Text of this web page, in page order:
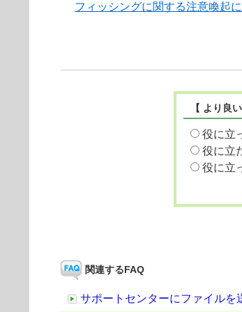
フィッシングに関する注意喚起
【 より良
役に立
役に立
役に立
関連するFAQ
サポートセンターにファイルを